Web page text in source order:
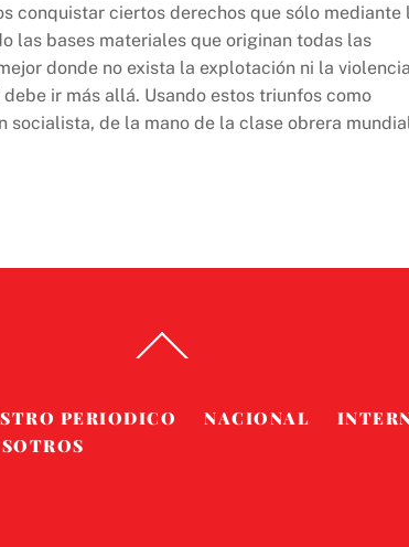
conquistar ciertos derechos que sólo mediante
las bases materiales que originan todas las
donde no exista la explotación ni la
ir más allá. Usando estos triunfos como
socialista, de la mano de la clase obrera
To
PERIODICO NACIONAL